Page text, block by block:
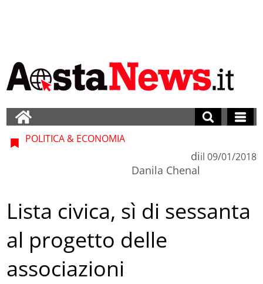
POLITICA & ECONOMIA
di
Danila Chenal
il 09/01/2018
Lista civica, sì di sessanta
al progetto delle
associazioni